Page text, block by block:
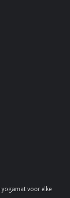
yogamat voor elke